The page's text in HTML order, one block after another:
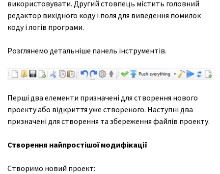
використовувати. Другий стовпець містить головний
редактор вихідного коду і поля для виведення помилок
коду і логів програми.
Розглянемо детальніше панель інструментів.
Перші два елементи призначені для створення нового
проекту або відкриття уже створеного. Наступні два
призначені для створення та збереження файлів проекту.
Створення найпростішої модифікації
Створимо новий проект: